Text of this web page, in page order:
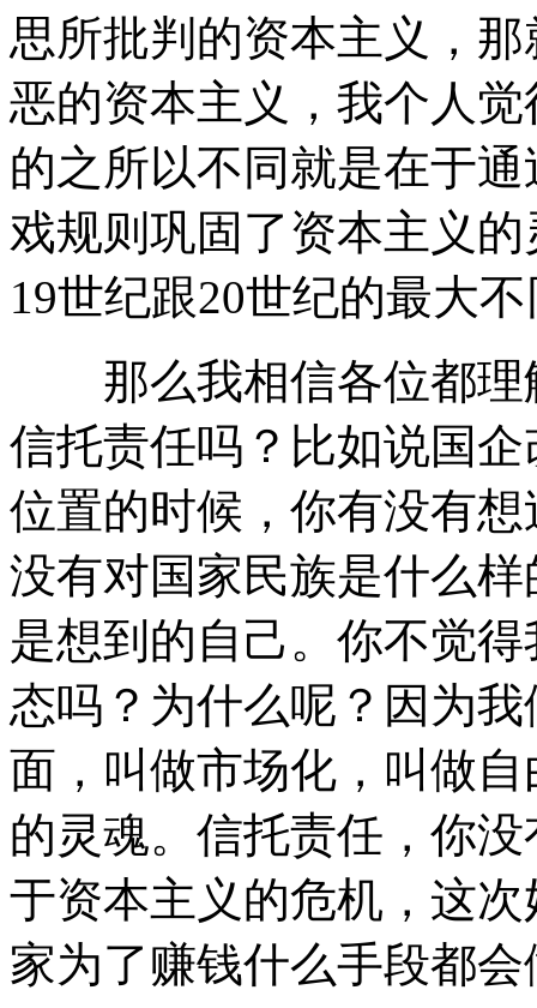
思所批判的资本主义，
恶的资本主义，我个人
的之所以不同就是在于
戏规则巩固了资本主义
19世纪跟20世纪的最大
那么我相信各位都理
信托责任吗？比如说国
位置的时候，你有没有
没有对国家民族是什么
是想到的自己。你不觉
态吗？为什么呢？因为
面，叫做市场化，叫做
的灵魂。信托责任，你
于资本主义的危机，这
家为了赚钱什么手段都会